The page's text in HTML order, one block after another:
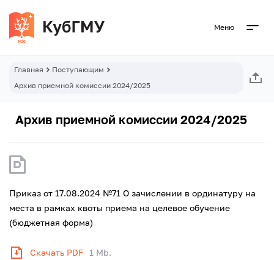
Меню
Главная
Поступающим
Архив приемной комиссии 2024/2025
Архив приемной комиссии 2024/2025
Приказ от 17.08.2024 №71 О зачислении в ординатуру на
места в рамках квоты приема на целевое обучение
(бюджетная форма)
Скачать PDF 1 Mb.